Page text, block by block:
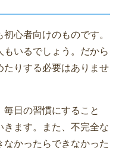
心者向けのものです。
いるでしょう。だから
たりする必要はありませ
日の習慣にすること
きます。また、不完全な
かったらできなかった